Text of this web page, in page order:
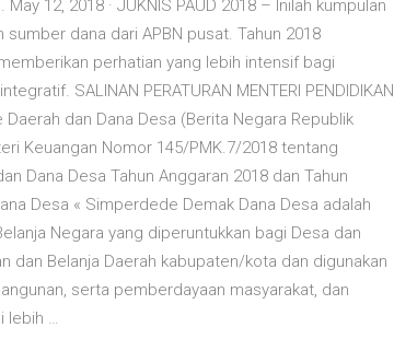
12, 2018 · JUKNIS PAUD 2018 – Inilah kumpulan
dana dari APBN pusat. Tahun 2018
perhatian yang lebih intensif bagi
SALINAN PERATURAN MENTERI PENDIDIKAN
dan Dana Desa (Berita Negara Republik
Keuangan Nomor 145/PMK.7/2018 tentang
Dana Desa Tahun Anggaran 2018 dan Tahun
Desa « Simperdede Demak Dana Desa adalah
Negara yang diperuntukkan bagi Desa dan
dan Belanja Daerah kabupaten/kota dan digunakan
serta pemberdayaan masyarakat, dan
lebih …